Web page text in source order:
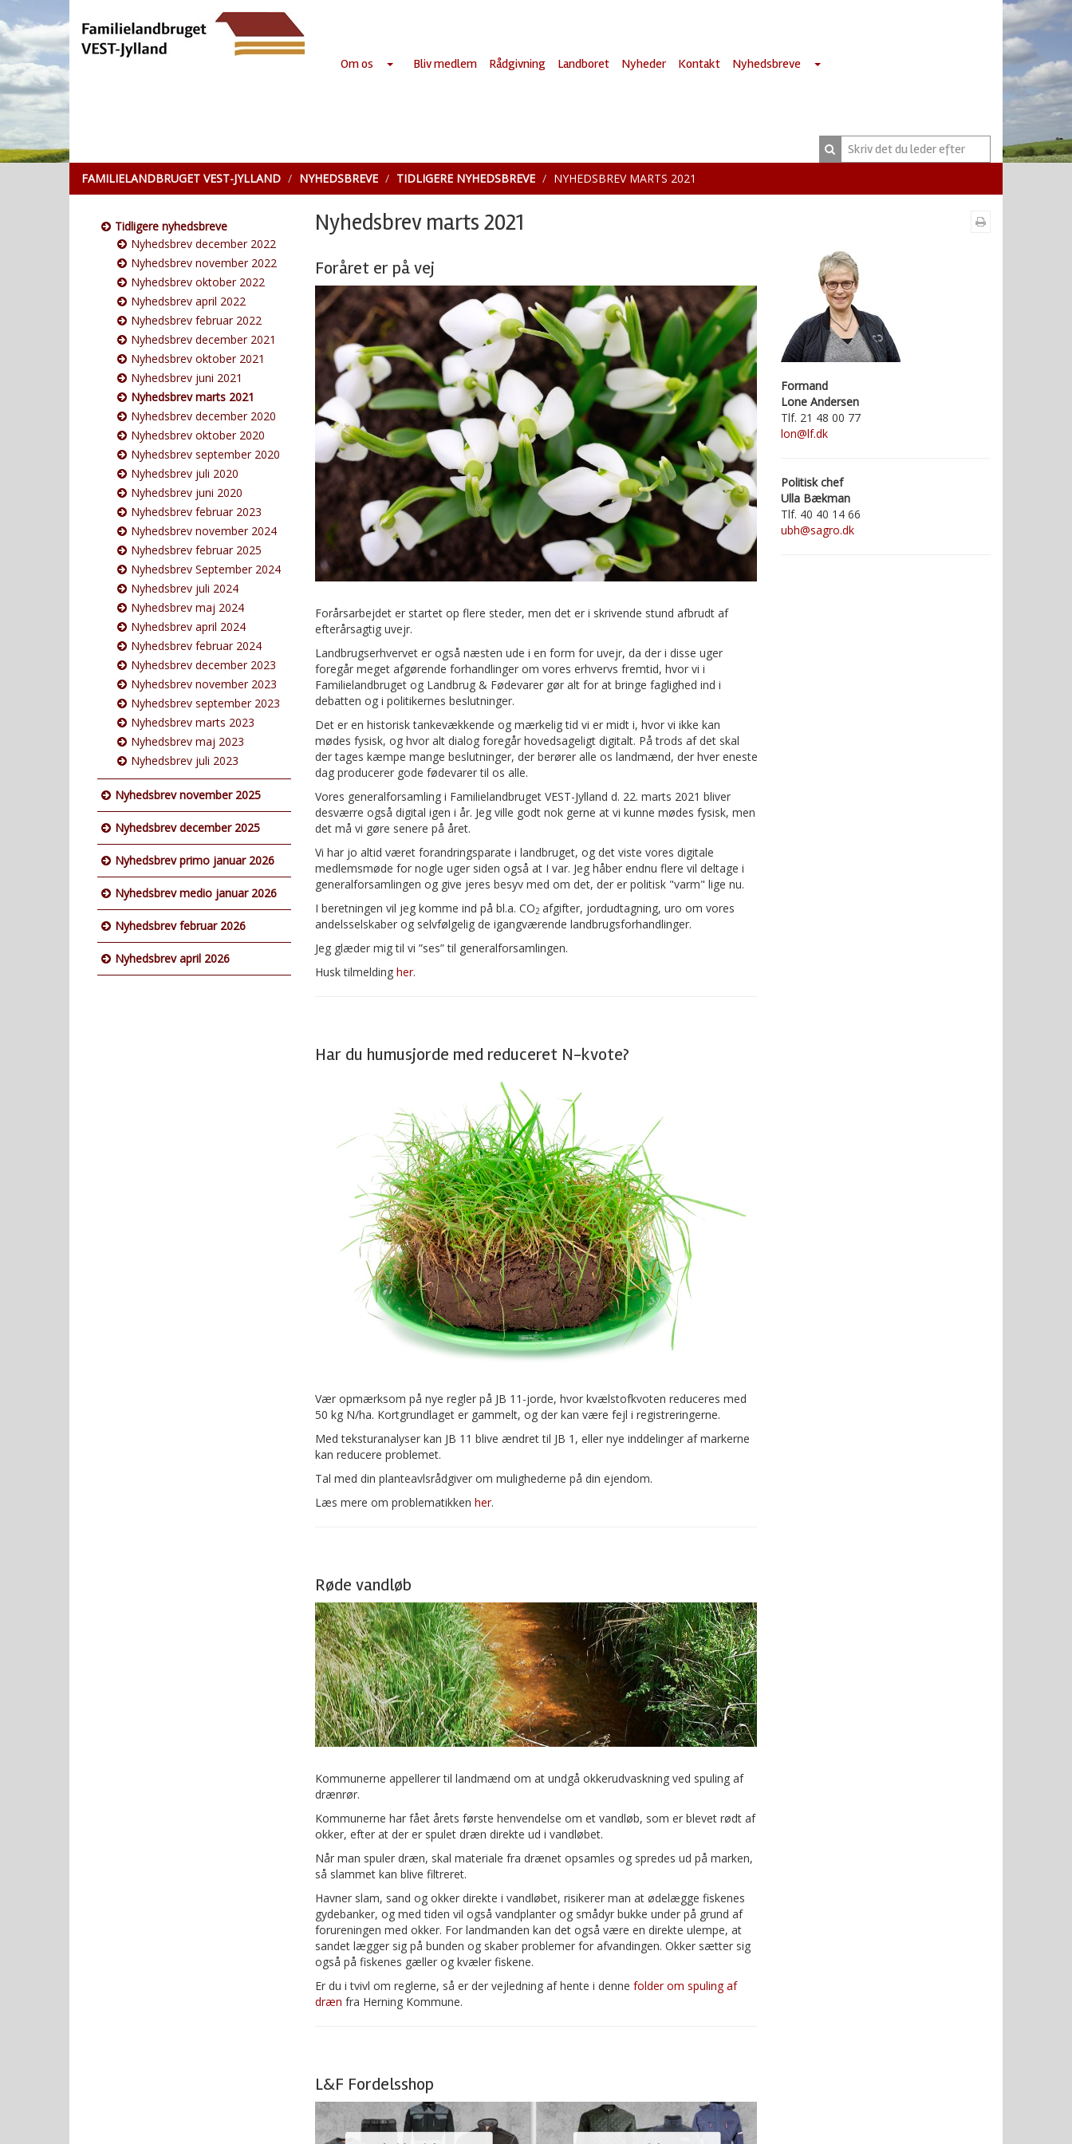
Om os Bliv medlem Rådgivning Landboret Nyheder Kontakt Nyhedsbreve
FAMILIELANDBRUGET VEST-JYLLAND NYHEDSBREVE TIDLIGERE NYHEDSBREVE NYHEDSBREV MARTS 2021
Tidligere nyhedsbreve
Nyhedsbrev december 2022
Nyhedsbrev november 2022
Nyhedsbrev oktober 2022
Nyhedsbrev april 2022
Nyhedsbrev februar 2022
Nyhedsbrev december 2021
Nyhedsbrev oktober 2021
Nyhedsbrev juni 2021
Nyhedsbrev marts 2021
Nyhedsbrev december 2020
Nyhedsbrev oktober 2020
Nyhedsbrev september 2020
Nyhedsbrev juli 2020
Nyhedsbrev juni 2020
Nyhedsbrev februar 2023
Nyhedsbrev november 2024
Nyhedsbrev februar 2025
Nyhedsbrev September 2024
Nyhedsbrev juli 2024
Nyhedsbrev maj 2024
Nyhedsbrev april 2024
Nyhedsbrev februar 2024
Nyhedsbrev december 2023
Nyhedsbrev november 2023
Nyhedsbrev september 2023
Nyhedsbrev marts 2023
Nyhedsbrev maj 2023
Nyhedsbrev juli 2023
Nyhedsbrev november 2025
Nyhedsbrev december 2025
Nyhedsbrev primo januar 2026
Nyhedsbrev medio januar 2026
Nyhedsbrev februar 2026
Nyhedsbrev april 2026
Nyhedsbrev marts 2021
Foråret er på vej
Forårsarbejdet er startet op flere steder, men det er i skrivende stund afbrudt af
efterårsagtig uvejr.
Landbrugserhvervet er også næsten ude i en form for uvejr, da der i disse uger
foregår meget afgørende forhandlinger om vores erhvervs fremtid, hvor vi i
Familielandbruget og Landbrug & Fødevarer gør alt for at bringe faglighed ind i
debatten og i politikernes beslutninger.
Det er en historisk tankevækkende og mærkelig tid vi er midt i, hvor vi ikke kan
mødes fysisk, og hvor alt dialog foregår hovedsageligt digitalt. På trods af det skal
der tages kæmpe mange beslutninger, der berører alle os landmænd, der hver eneste
dag producerer gode fødevarer til os alle.
Vores generalforsamling i Familielandbruget VEST-Jylland d. 22. marts 2021 bliver
desværre også digital igen i år. Jeg ville godt nok gerne at vi kunne mødes fysisk, men
det må vi gøre senere på året.
Vi har jo altid været forandringsparate i landbruget, og det viste vores digitale
medlemsmøde for nogle uger siden også at I var. Jeg håber endnu flere vil deltage i
generalforsamlingen og give jeres besyv med om det, der er politisk "varm" lige nu.
I beretningen vil jeg komme ind på bl.a. CO2 afgifter, jordudtagning, uro om vores
andelsselskaber og selvfølgelig de igangværende landbrugsforhandlinger.
Jeg glæder mig til vi ”ses” til generalforsamlingen.
Husk tilmelding her.
Har du humusjorde med reduceret N-kvote?
Vær opmærksom på nye regler på JB 11-jorde, hvor kvælstofkvoten reduceres med
50 kg N/ha. Kortgrundlaget er gammelt, og der kan være fejl i registreringerne.
Med teksturanalyser kan JB 11 blive ændret til JB 1, eller nye inddelinger af markerne
kan reducere problemet.
Tal med din planteavlsrådgiver om mulighederne på din ejendom.
Læs mere om problematikken her.
Røde vandløb
Kommunerne appellerer til landmænd om at undgå okkerudvaskning ved spuling af
drænrør.
Kommunerne har fået årets første henvendelse om et vandløb, som er blevet rødt af
okker, efter at der er spulet dræn direkte ud i vandløbet.
Når man spuler dræn, skal materiale fra drænet opsamles og spredes ud på marken,
så slammet kan blive filtreret.
Havner slam, sand og okker direkte i vandløbet, risikerer man at ødelægge fiskenes
gydebanker, og med tiden vil også vandplanter og smådyr bukke under på grund af
forureningen med okker. For landmanden kan det også være en direkte ulempe, at
sandet lægger sig på bunden og skaber problemer for afvandingen. Okker sætter sig
også på fiskenes gæller og kvæler fiskene.
Er du i tvivl om reglerne, så er der vejledning af hente i denne folder om spuling af
dræn fra Herning Kommune.
L&F Fordelsshop
Formand
Lone Andersen
Tlf. 21 48 00 77
lon@lf.dk
Politisk chef
Ulla Bækman
Tlf. 40 40 14 66
ubh@sagro.dk